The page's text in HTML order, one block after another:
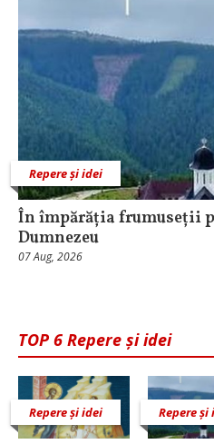
Repere și idei
În împărăția frumuseții
Dumnezeu
07 Aug, 2026
TOP 6 Repere și idei
Repere și idei Repere și